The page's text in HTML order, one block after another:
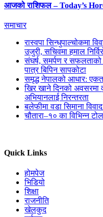
आजको राशिफल – Today’s
समाचार
रास्वपा सिन्धुपाल्चोकमा
उजुरी, सचिवमा हमाल
संघर्ष, समर्पण र
पात्र बिपिन सापकोटा
समृद्ध नेपालको आधार:
खिर खाने दिनको अवसरमा
अभियानलाई निरन्तरता
बलेफीमा वडा सिमाना
चौतारा–१० का विभिन्न
Quick Links
होमपेज
भिडियो
शिक्षा
राजनीति
खेलकुद